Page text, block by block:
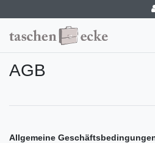
AGB
Allgemeine